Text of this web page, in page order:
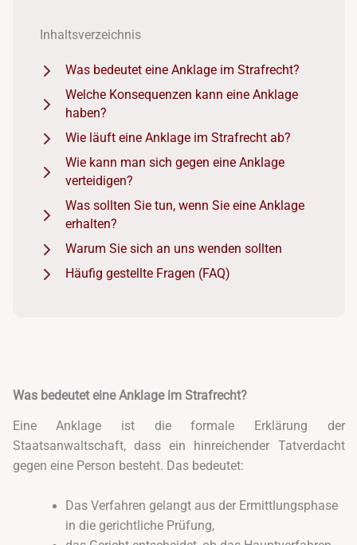
Inhaltsverzeichnis
Was bedeutet eine Anklage im Strafrecht?
Welche Konsequenzen kann eine Anklage
haben?
Wie läuft eine Anklage im Strafrecht ab?
Wie kann man sich gegen eine Anklage
verteidigen?
Was sollten Sie tun, wenn Sie eine Anklage
erhalten?
Warum Sie sich an uns wenden sollten
Häufig gestellte Fragen (FAQ)
Was bedeutet eine Anklage im Strafrecht?
Eine Anklage ist die formale Erklärung der
Staatsanwaltschaft, dass ein hinreichender Tatverdacht
gegen eine Person besteht. Das bedeutet:
Das Verfahren gelangt aus der Ermittlungsphase
in die gerichtliche Prüfung,